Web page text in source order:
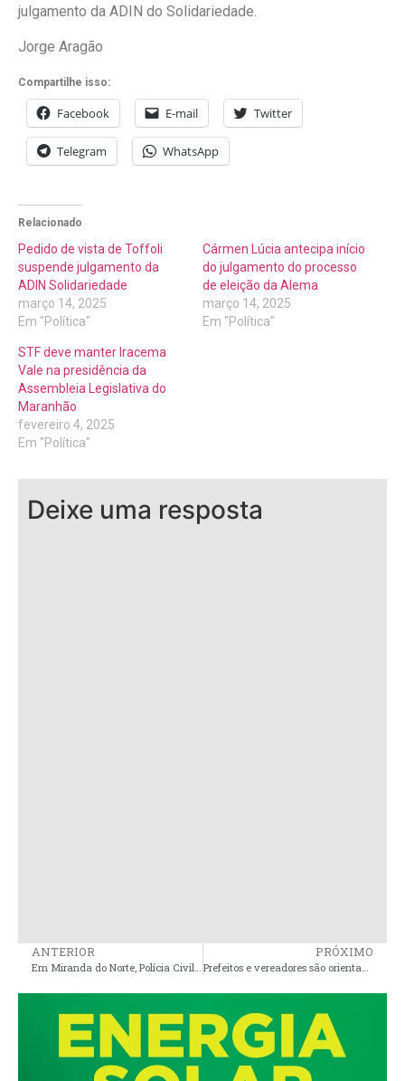
julgamento da ADIN do Solidariedade.
Jorge Aragão
Compartilhe isso:
Facebook E-mail Twitter
Telegram WhatsApp
Relacionado
Pedido de vista de Toffoli
suspende julgamento da
ADIN Solidariedade
março 14, 2025
Em "Política"
Cármen Lúcia antecipa início
do julgamento do processo
de eleição da Alema
março 14, 2025
Em "Política"
STF deve manter Iracema
Vale na presidência da
Assembleia Legislativa do
Maranhão
fevereiro 4, 2025
Em "Política"
Deixe uma resposta
ANTERIOR
Em Miranda do Norte, Polícia Civil prende jovem suspeita de comandar esquema de tráfico de drogas
PRÓXIMO
Prefeitos e vereadores são orientados a instituir sistemas de controle interno nos municípios maranhenses